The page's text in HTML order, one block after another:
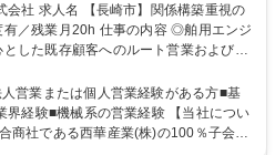
築重視の
事の内容 ◎舶用エンジ
した既存顧客へのルート営業および見
ーズをヒアリングの上、幅広い提案を
が、紹介による営業が中心です。見積
の事務業務も担当いただきます。フレ
営業または個人営業経験がある方■基
機械系の営業経験 【当社につい
商社である西華産業(株)の100％子会